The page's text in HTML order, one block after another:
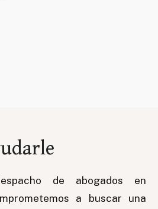
de abogados en
a buscar una